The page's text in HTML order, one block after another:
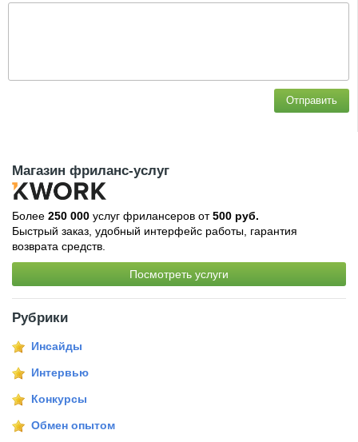
Отправить
Магазин фриланс-услуг
Более 250 000 услуг фрилансеров от500 руб.
Быстрый заказ, удобный интерфейс работы, гарантия
возврата средств.
Посмотреть услуги
Рубрики
Инсайды
Интервью
Конкурсы
Обмен опытом